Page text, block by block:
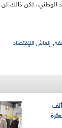
لكن ذالك لن
, إنعاش اللإقتصاد
نسيم ضيافات: 11 ألف